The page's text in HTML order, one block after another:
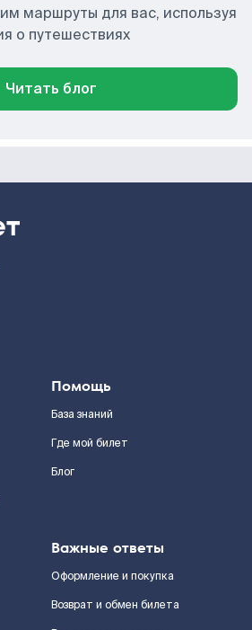
маршруты для вас, используя
о путешествиях
Читать блог
Помощь
База знаний
Где мой билет
Блог
Важные ответы
Оформление и покупка
Возврат и обмен билета